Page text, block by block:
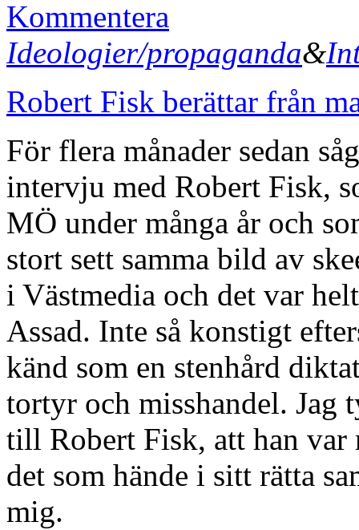
Kommentera
Ideologier/propaganda&
Robert Fisk berättar från
För flera månader sedan
intervju med Robert Fisk,
MÖ under många år och
stort sett samma bild av
i Västmedia och det var
Assad. Inte så konstigt
känd som en stenhård
tortyr och misshandel. Jag
till Robert Fisk, att han var
det som hände i sitt rätta
mig.